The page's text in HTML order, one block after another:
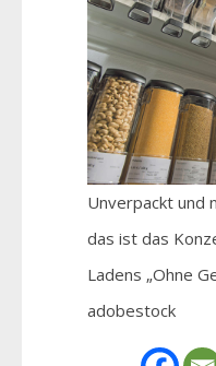
Unverpackt und
das ist das
Ladens „Ohne
adobestock